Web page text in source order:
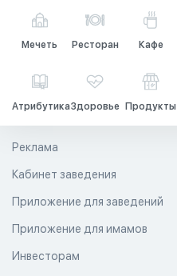
Мечеть Ресторан Кафе
АтрибутикаЗдоровье Продукты
Реклама
Кабинет заведения
Приложение для заведений
Приложение для имамов
Инвесторам